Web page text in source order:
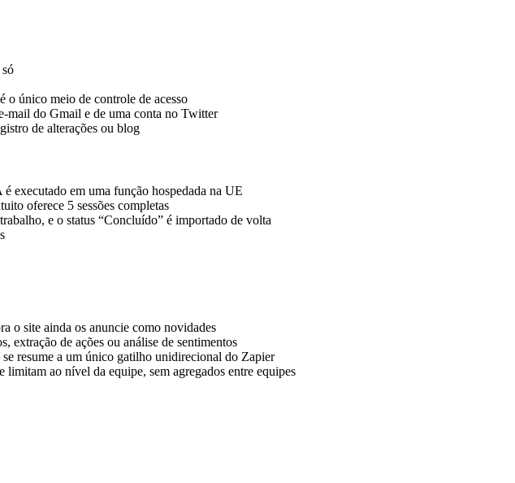
único meio de controle de acesso
mail do Gmail e de uma conta no Twitter
de alterações ou blog
executado em uma função hospedada na UE
oferece 5 sessões completas
e o status “Concluído” é importado de volta
o site ainda os anuncie como novidades
extração de ações ou análise de sentimentos
resume a um único gatilho unidirecional do Zapier
ao nível da equipe, sem agregados entre equipes